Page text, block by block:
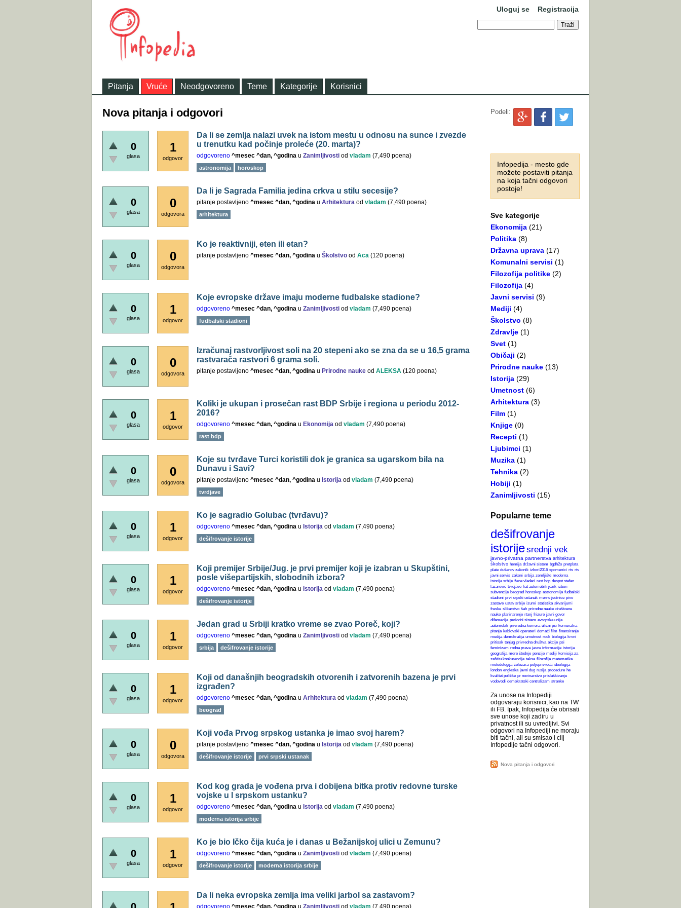
Uloguj se Registracija
Pitanja Vruće Neodgovoreno Teme Kategorije Korisnici
Podeli:
Infopedija - mesto gde
možete postaviti pitanja
na koja tačni odgovori
postoje!
Sve kategorije
Ekonomija (21)
Politika (8)
Državna uprava (17)
Komunalni servisi (1)
Filozofija politike (2)
Filozofija (4)
Javni servisi (9)
Mediji (4)
Školstvo (8)
Zdravlje (1)
Svet (1)
Običaji (2)
Prirodne nauke (13)
Istorija (29)
Umetnost (6)
Arhitektura (3)
Film (1)
Knjige (0)
Recepti (1)
Ljubimci (1)
Muzika (1)
Tehnika (2)
Hobiji (1)
Zanimljivosti (15)
Popularne teme
dešifrovanje
istorijesrednji vek
javno-privatna partnerstva arhitektura
školstvo hemija državni sistem bgdh2o pretplata
plate dušanov zakonik izbori2016 spomenici rts rtv
javni servis zakoni srbija zemljište moderna
istorija srbije žene vladari rast bdp despot stefan
lazarević tvrdjave fiat automobili jezik izbori
subvencije beograd horoskop astronomija fudbalski
stadioni prvi srpski ustanak merne jedinice pivo
zastave ustav srbije izumi statistika akvarijumi
freske slikarstvo šah prirodne nauke društvene
nauke planinarenje rtanj frizure javni govor
difamacija periodni sistem evropska unija
automobili privredna komora ulični psi komunalna
pitanja kablovski operateri domaći film finansiranje
medija demokratija umetnost rock biologija krvni
pritisak tanjug privredna društva akcije psi
feminizam rodna prava javne informacije istorija
geografija mere štednje penzije mediji komisija za
zaštitu konkurencije taksa filozofija matematika
metodologija železara poljoprivreda ideologija
london engleska javni dug rusija procedure he
kvalitet politike pr novinarstvo prisluškivanje
vodovodi demokratski centralizam stranke
Za unose na Infopediji
odgovaraju korisnici, kao na TW
ili FB. Ipak, Infopedija će obrisati
sve unose koji zadiru u
privatnost ili su uvredljivi. Svi
odgovori na Infopediji ne moraju
biti tačni, ali su smisao i cilj
Infopedije tačni odgovori.
Nova pitanja i odgovori
Nova pitanja i odgovori
0
glasa
1
odgovor
Da li se zemlja nalazi uvek na istom mestu u odnosu na sunce i zvezde
u trenutku kad počinje proleće (20. marta)?
odgovoreno ^mesec ^dan, ^godina u Zanimljivosti od vladam (7,490 poena)
astronomija horoskop
0
glasa
0
odgovora
Da li je Sagrada Familia jedina crkva u stilu secesije?
pitanje postavljeno ^mesec ^dan, ^godina u Arhitektura od vladam (7,490 poena)
arhitektura
0
glasa
0
odgovora
Ko je reaktivniji, eten ili etan?
pitanje postavljeno ^mesec ^dan, ^godina u Školstvo od Aca (120 poena)
0
glasa
1
odgovor
Koje evropske države imaju moderne fudbalske stadione?
odgovoreno ^mesec ^dan, ^godina u Zanimljivosti od vladam (7,490 poena)
fudbalski stadioni
0
glasa
0
odgovora
Izračunaj rastvorljivost soli na 20 stepeni ako se zna da se u 16,5 grama
rastvarača rastvori 6 grama soli.
pitanje postavljeno ^mesec ^dan, ^godina u Prirodne nauke od ALEKSA (120 poena)
0
glasa
1
odgovor
Koliki je ukupan i prosečan rast BDP Srbije i regiona u periodu 2012-
2016?
odgovoreno ^mesec ^dan, ^godina u Ekonomija od vladam (7,490 poena)
rast bdp
0
glasa
0
odgovora
Koje su tvrđave Turci koristili dok je granica sa ugarskom bila na
Dunavu i Savi?
pitanje postavljeno ^mesec ^dan, ^godina u Istorija od vladam (7,490 poena)
tvrdjave
0
glasa
1
odgovor
Ko je sagradio Golubac (tvrđavu)?
odgovoreno ^mesec ^dan, ^godina u Istorija od vladam (7,490 poena)
dešifrovanje istorije
0
glasa
1
odgovor
Koji premijer Srbije/Jug. je prvi premijer koji je izabran u Skupštini,
posle višepartijskih, slobodnih izbora?
odgovoreno ^mesec ^dan, ^godina u Istorija od vladam (7,490 poena)
dešifrovanje istorije
0
glasa
1
odgovor
Jedan grad u Srbiji kratko vreme se zvao Poreč, koji?
odgovoreno ^mesec ^dan, ^godina u Zanimljivosti od vladam (7,490 poena)
srbija dešifrovanje istorije
0
glasa
1
odgovor
Koji od današnjih beogradskih otvorenih i zatvorenih bazena je prvi
izgrađen?
odgovoreno ^mesec ^dan, ^godina u Arhitektura od vladam (7,490 poena)
beograd
0
glasa
0
odgovora
Koji vođa Prvog srpskog ustanka je imao svoj harem?
pitanje postavljeno ^mesec ^dan, ^godina u Istorija od vladam (7,490 poena)
dešifrovanje istorije prvi srpski ustanak
0
glasa
1
odgovor
Kod kog grada je vođena prva i dobijena bitka protiv redovne turske
vojske u I srpskom ustanku?
odgovoreno ^mesec ^dan, ^godina u Istorija od vladam (7,490 poena)
moderna istorija srbije
0
glasa
1
odgovor
Ko je bio Ičko čija kuća je i danas u Bežanijskoj ulici u Zemunu?
odgovoreno ^mesec ^dan, ^godina u Zanimljivosti od vladam (7,490 poena)
dešifrovanje istorije moderna istorija srbije
Da li neka evropska zemlja ima veliki jarbol sa zastavom?
odgovoreno ^mesec ^dan, ^godina u Zanimljivosti od vladam (7,490 poena)